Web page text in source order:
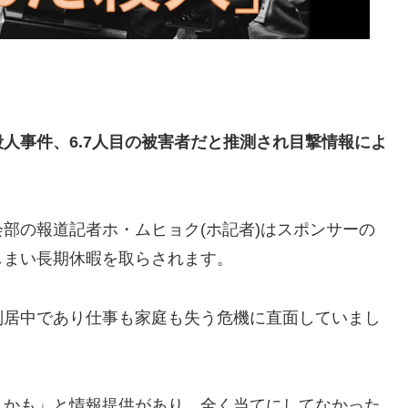
事件、6.7人目の被害者だと推測され目撃情報によ
の報道記者ホ・ムヒョク(ホ記者)はスポンサーの
い長期休暇を取らされます。
中であり仕事も家庭も失う危機に直面していまし